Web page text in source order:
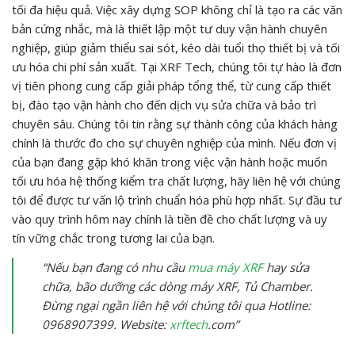
tối đa hiệu quả. Việc xây dựng SOP không chỉ là tạo ra các văn
bản cứng nhắc, mà là thiết lập một tư duy vận hành chuyên
nghiệp, giúp giảm thiểu sai sót, kéo dài tuổi thọ thiết bị và tối
ưu hóa chi phí sản xuất. Tại XRF Tech, chúng tôi tự hào là đơn
vị tiên phong cung cấp giải pháp tổng thể, từ cung cấp thiết
bị, đào tạo vận hành cho đến dịch vụ sửa chữa và bảo trì
chuyên sâu. Chúng tôi tin rằng sự thành công của khách hàng
chính là thước đo cho sự chuyên nghiệp của mình. Nếu đơn vị
của bạn đang gặp khó khăn trong việc vận hành hoặc muốn
tối ưu hóa hệ thống kiểm tra chất lượng, hãy liên hệ với chúng
tôi để được tư vấn lộ trình chuẩn hóa phù hợp nhất. Sự đầu tư
vào quy trình hôm nay chính là tiền đề cho chất lượng và uy
tín vững chắc trong tương lai của bạn.
“Nếu bạn đang có nhu cầu mua máy XRFhay sửa
chữa, bão dưỡng các dòng máy XRF, Tủ Chamber.
Đừng ngại ngần liên hệ với chúng tôi qua Hotline:
0968907399. Website: xrftech.com”